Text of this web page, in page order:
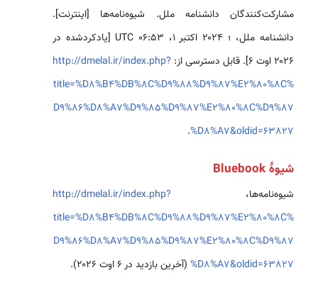
مشارکت‌کنندگان دانشنامه ملل. شیوه‌نامه‌ها [اینترنت].
دانشنامه ملل، ؛ ۲۰۲۴ اکتبر ۱، ‏۰۶:۵۳ UTC [یادکردشده در
۲۰۲۶ اوت ۶]. قابل دسترسی از:
http://dmelal.ir/index.php?
title=%D8%B4%DB%8C%D9%88%D9%87%E2%80%8C%
D9%86%D8%A7%D9%85%D9%87%E2%80%8C%D9%87
%D8%A7&oldid=63827
.
شیوهٔ Bluebook
شیوه‌نامه‌ها، http://dmelal.ir/index.php?
title=%D8%B4%DB%8C%D9%88%D9%87%E2%80%8C%
D9%86%D8%A7%D9%85%D9%87%E2%80%8C%D9%87
%D8%A7&oldid=63827 (آخرین بازدید در ۶ اوت ۲۰۲۶).